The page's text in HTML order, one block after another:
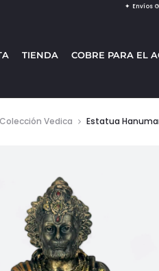
✦ Envíos
TIENDA COBRE PARA EL
Colección Vedica Estatua